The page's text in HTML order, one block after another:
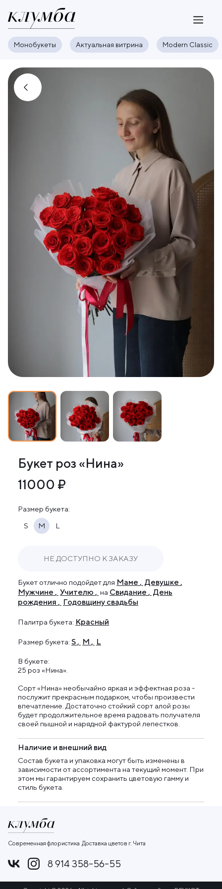
Монобукеты Актуальная витрина Modern Classic
Букет роз «Нина»
11000 ₽
Размер букета:
S
M L
НЕ ДОСТУПНО К ЗАКАЗУ
Букет отлично подойдетдля Маме
Девушке
Мужчине
Учителю на Свидание
День
рождения
Годовщину свадьбы
Палитра букета: Красный
Размер букета: S M L
В букете:
25 роз «Нина».
Сорт «Нина» необычайно яркая и эффектная роза -
послужит прекрасным подарком, чтобы произвести
впечатление. Достаточно стойкий сорт алой розы
будет продолжительное время радовать получателя
своей пышной и нарядной фактурой лепестков.
Наличие и внешний вид
Состав букета и упаковка могут быть изменены в
зависимости от ассортимента на текущий момент. При
этом мы гарантируем сохранить цветовую гамму и
стиль букета.
Современная флористика Доставка цветов г. Чита
8 914 358-56-55